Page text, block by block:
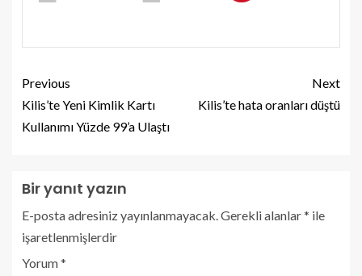
Previous
Kilis’te Yeni Kimlik Kartı
Kullanımı Yüzde 99’a Ulaştı
Next
Kilis’te hata oranları düştü
Bir yanıt yazın
E-posta adresiniz yayınlanmayacak.Gerekli alanlar* ile
işaretlenmişlerdir
Yorum*